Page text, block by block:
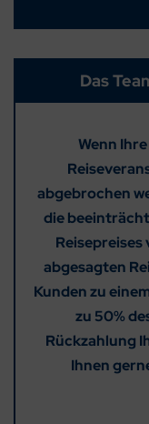
Das
Wenn
abgebrochen
die
abgesagten
Kunden zu
zu 50%
Rückzahlung
Ihnen